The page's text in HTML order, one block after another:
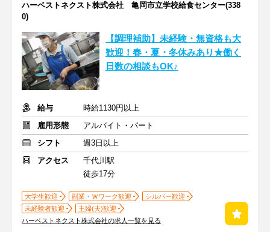
ハーベストネクスト株式会社 亀岡市立学校給食センター(338
0)
【調理補助】未経験・無資格も大
歓迎！春・夏・冬休みあり★働く
日数の相談もOK♪
給与
時給1130円以上
雇用形態
アルバイト・パート
シフト
週3日以上
アクセス
千代川駅
徒歩17分
大学生歓迎 副業・Ｗワーク歓迎
シルバー歓迎
未経験者歓迎
主婦(夫)歓迎
ハーベストネクスト株式会社の求人一覧を見る